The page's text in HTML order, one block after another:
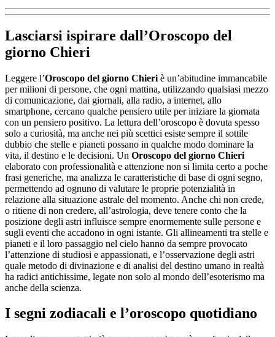
Lasciarsi ispirare dall’Oroscopo del
giorno Chieri
Leggere l’Oroscopo del giorno Chieri è un’abitudine immancabile
per milioni di persone, che ogni mattina, utilizzando qualsiasi mezzo
di comunicazione, dai giornali, alla radio, a internet, allo
smartphone, cercano qualche pensiero utile per iniziare la giornata
con un pensiero positivo. La lettura dell’oroscopo è dovuta spesso
solo a curiosità, ma anche nei più scettici esiste sempre il sottile
dubbio che stelle e pianeti possano in qualche modo dominare la
vita, il destino e le decisioni. Un Oroscopo del giorno Chieri
elaborato con professionalità e attenzione non si limita certo a poche
frasi generiche, ma analizza le caratteristiche di base di ogni segno,
permettendo ad ognuno di valutare le proprie potenzialità in
relazione alla situazione astrale del momento. Anche chi non crede,
o ritiene di non credere, all’astrologia, deve tenere conto che la
posizione degli astri influisce sempre enormemente sulle persone e
sugli eventi che accadono in ogni istante. Gli allineamenti tra stelle e
pianeti e il loro passaggio nel cielo hanno da sempre provocato
l’attenzione di studiosi e appassionati, e l’osservazione degli astri
quale metodo di divinazione e di analisi del destino umano in realtà
ha radici antichissime, legate non solo al mondo dell’esoterismo ma
anche della scienza.
I segni zodiacali e l’oroscopo quotidiano